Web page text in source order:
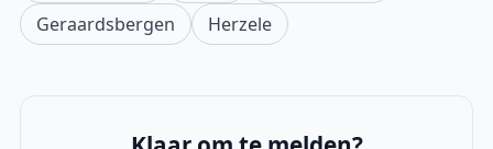
Geraardsbergen
Herzele